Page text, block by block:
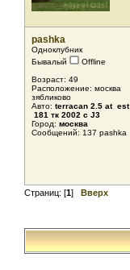
pashka
Одноклубник
Бывалый
Offline
Возраст: 49
Расположение: москва
зябликово
Авто: terracan 2.5 at est
181 тк 2002 с J3
Город: москва
Сообщений: 137 pashka
Страниц: [1] Вверх